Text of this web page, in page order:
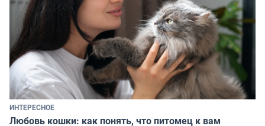
ИНТЕРЕСНОЕ
Любовь кошки: как понять, что питомец к вам